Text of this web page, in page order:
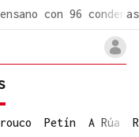
con 96 condenas
Petín A Rúa